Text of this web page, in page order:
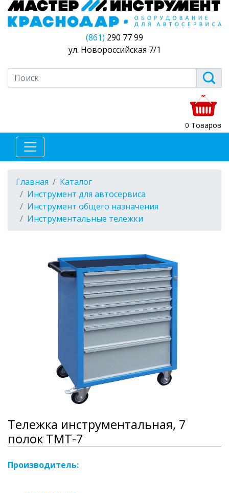
(861) 290 77 99
ул. Новороссийская 7/1
0 Товаров
Главная
Каталог
Инструмент для автосервиса
Инструмент общего назначения
Инструментальные тележки
Тележка инструментальная, 7
полок ТМТ-7
Производитель: